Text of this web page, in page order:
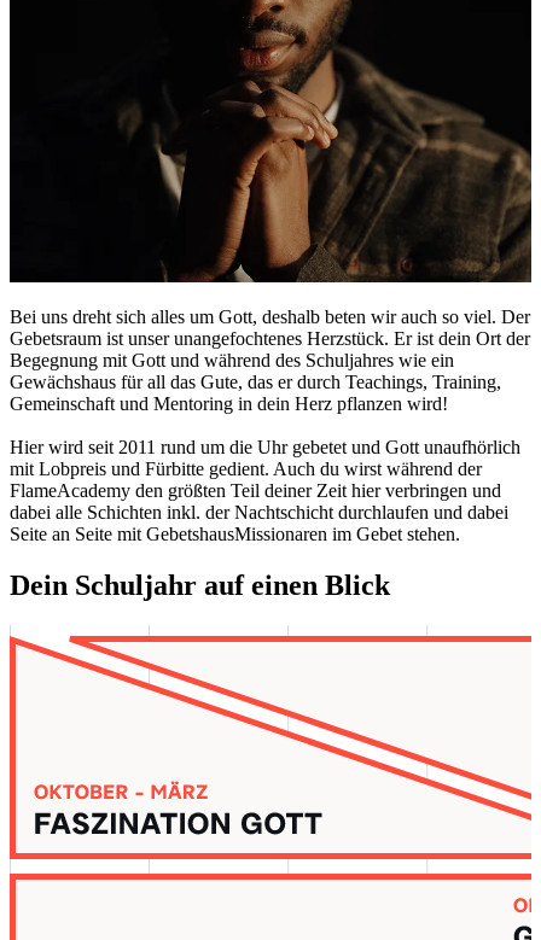
Bei uns dreht sich alles um Gott, deshalb beten wir auch so viel. Der
Gebetsraum ist unser unangefochtenes Herzstück. Er ist dein Ort der
Begegnung mit Gott und während des Schuljahres wie ein
Gewächshaus für all das Gute, das er durch Teachings, Training,
Gemeinschaft und Mentoring in dein Herz pflanzen wird!
Hier wird seit 2011 rund um die Uhr gebetet und Gott unaufhörlich
mit Lobpreis und Fürbitte gedient. Auch du wirst während der
FlameAcademy den größten Teil deiner Zeit hier verbringen und
dabei alle Schichten inkl. der Nachtschicht durchlaufen und dabei
Seite an Seite mit GebetshausMissionaren im Gebet stehen.
Dein Schuljahr auf einen Blick